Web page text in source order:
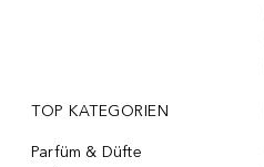
TOP KATEGORIEN
Parfüm & Düfte